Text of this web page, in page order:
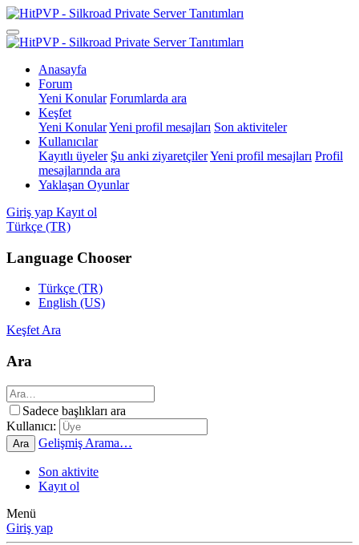
Anasayfa
Forum
Yeni Konular Forumlarda ara
Keşfet
Yeni KonularYeni profil mesajları Son aktiviteler
Kullanıcılar
Kayıtlı üyeler Şu anki ziyaretçilerYeni profil mesajları Profil
mesajlarında ara
Yaklaşan Oyunlar
Giriş yap Kayıt ol
Türkçe (TR)
Language Chooser
Türkçe (TR)
English (US)
KeşfetAra
Ara
Sadece başlıkları ara
Kullanıcı:
Ara Gelişmiş Arama…
Son aktivite
Kayıt ol
Menü
Giriş yap